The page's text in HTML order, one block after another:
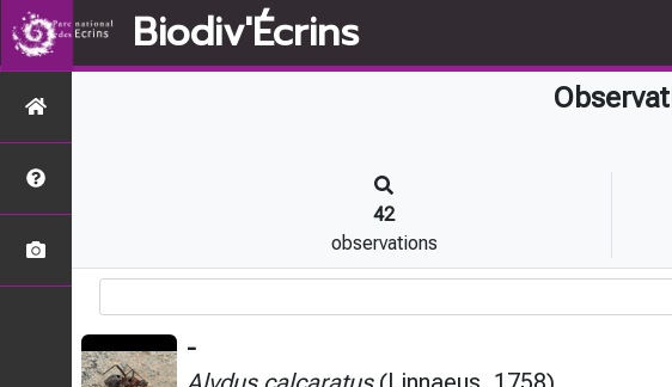
Biodiv'Écrins
42
observations
-